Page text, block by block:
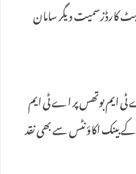
کارڈزسمیت دیگر سامان
ایم بوتھس پر اے ٹی ایم
کے بینک اکاؤنٹس سے بھی نقد